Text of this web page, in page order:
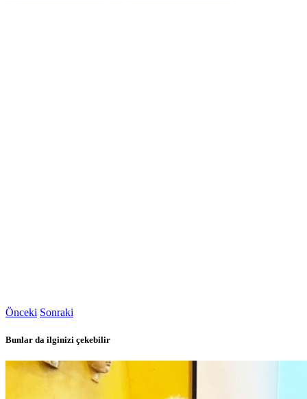
Önceki Sonraki
Bunlar da ilginizi çekebilir